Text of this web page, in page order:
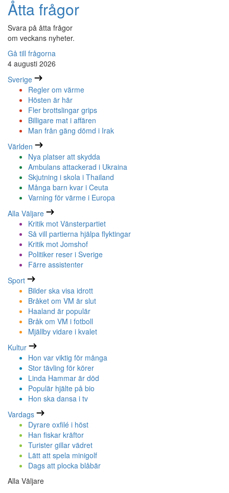
Åtta frågor
Svara på åtta frågor
om veckans nyheter.
Gå till frågorna
4 augusti 2026
Sverige
Regler om värme
Hösten är här
Fler brottslingar grips
Billigare mat i affären
Man från gäng dömd i Irak
Världen
Nya platser att skydda
Ambulans attackerad i Ukraina
Skjutning i skola i Thailand
Många barn kvar i Ceuta
Varning för värme i Europa
Alla Väljare
Kritik mot Vänsterpartiet
Så vill partierna hjälpa flyktingar
Kritik mot Jomshof
Politiker reser i Sverige
Färre assistenter
Sport
Bilder ska visa idrott
Bråket om VM är slut
Haaland är populär
Bråk om VM i fotboll
Mjällby vidare i kvalet
Kultur
Hon var viktig för många
Stor tävling för körer
Linda Hammar är död
Populär hjälte på bio
Hon ska dansa i tv
Vardags
Dyrare oxfilé i höst
Han fiskar kräftor
Turister gillar vädret
Lätt att spela minigolf
Dags att plocka blåbär
Alla Väljare